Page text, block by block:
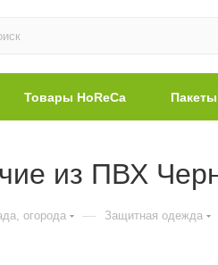
Товары HoReCa Пакеты
из ПВХ
огорода — Защитная одежда